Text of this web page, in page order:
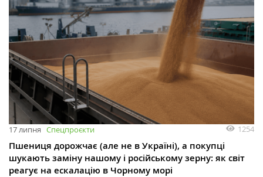
17 липня Спецпроєкти 1254
Пшениця дорожчає (але не в Україні), а покупці
шукають заміну нашому і російському зерну: як світ
реагує на ескалацію в Чорному морі